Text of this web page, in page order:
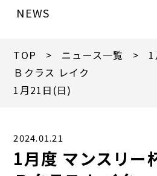
NEWS
TOP > ニュース一覧
> 1
Ｂクラス レイク
1月21日(日)
2024.01.21
1月度 マンスリー